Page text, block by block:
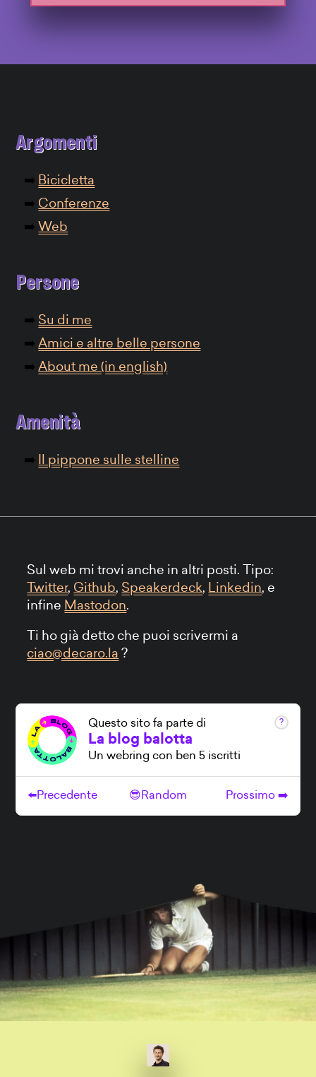
Argomenti
Bicicletta
Conferenze
Web
Persone
Su di me
Amici e altre belle persone
About me (in english)
Amenità
Il pippone sulle stelline
Sul web mi trovi anche in altri posti. Tipo:
Twitter, Github, Speakerdeck, Linkedin, e
infine Mastodon.
Ti ho già detto che puoi scrivermi a
ciao@decaro.la ?